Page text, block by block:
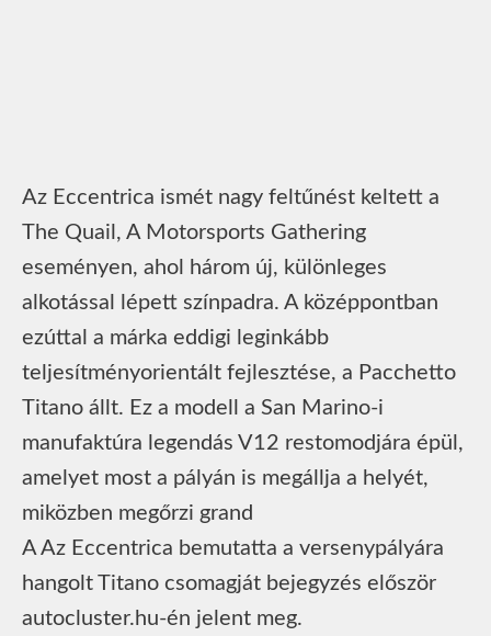
Az Eccentrica ismét nagy feltűnést keltett a
The Quail, A Motorsports Gathering
eseményen, ahol három új, különleges
alkotással lépett színpadra. A középpontban
ezúttal a márka eddigi leginkább
teljesítményorientált fejlesztése, a Pacchetto
Titano állt. Ez a modell a San Marino-i
manufaktúra legendás V12 restomodjára épül,
amelyet most a pályán is megállja a helyét,
miközben megőrzi grand
A Az Eccentrica bemutatta a versenypályára
hangolt Titano csomagját bejegyzés először
autocluster.hu-én jelent meg.